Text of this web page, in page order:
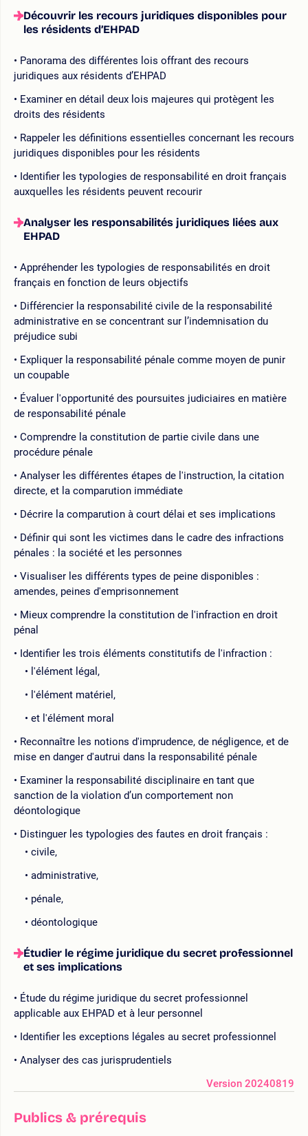
Découvrir les recours juridiques disponibles pour
les résidents d’EHPAD
Panorama des différentes lois offrant des recours
juridiques aux résidents d’EHPAD
Examiner en détail deux lois majeures qui protègent les
droits des résidents
Rappeler les définitions essentielles concernant les recours
juridiques disponibles pour les résidents
Identifier les typologies de responsabilité en droit français
auxquelles les résidents peuvent recourir
Analyser les responsabilités juridiques liées aux
EHPAD
Appréhender les typologies de responsabilités en droit
français en fonction de leurs objectifs
Différencier la responsabilité civile de la responsabilité
administrative en se concentrant sur l’indemnisation du
préjudice subi
Expliquer la responsabilité pénale comme moyen de punir
un coupable
Évaluer l'opportunité des poursuites judiciaires en matière
de responsabilité pénale
Comprendre la constitution de partie civile dans une
procédure pénale
Analyser les différentes étapes de l'instruction, la citation
directe, et la comparution immédiate
Décrire la comparution à court délai et ses implications
Définir qui sont les victimes dans le cadre des infractions
pénales : la société et les personnes
Visualiser les différents types de peine disponibles :
amendes, peines d'emprisonnement
Mieux comprendre la constitution de l'infraction en droit
pénal
Identifier les trois éléments constitutifs de l'infraction :
l'élément légal,
l'élément matériel,
et l'élément moral
Reconnaître les notions d'imprudence, de négligence, et de
mise en danger d'autrui dans la responsabilité pénale
Examiner la responsabilité disciplinaire en tant que
sanction de la violation d’un comportement non
déontologique
Distinguer les typologies des fautes en droit français :
civile,
administrative,
pénale,
déontologique
Étudier le régime juridique du secret professionnel
et ses implications
Étude du régime juridique du secret professionnel
applicable aux EHPAD et à leur personnel
Identifier les exceptions légales au secret professionnel
Analyser des cas jurisprudentiels
Version 20240819
Publics & prérequis